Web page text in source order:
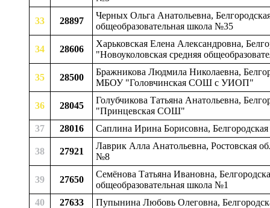
33 28897
Черных Ольга Анатольевна,
общеобразовательная школа №35
34 28606
Харьковская Елена Александровна,
"Новоуколовская средняя
35 28500
Бражникова Людмила Николаевна,
МБОУ "Головчинская СОШ с УИОП"
36 28045
Голубчикова Татьяна Анатольевна,
"Принцевская СОШ"
37
28016 Саплина Ирина Борисовна,
38 27921
Лаврик Алла Анатольевна, Ростовская
№8
39 27650
Семёнова Татьяна Ивановна,
общеобразовательная школа №1
40
27633 Пупынина Любовь Олеговна,